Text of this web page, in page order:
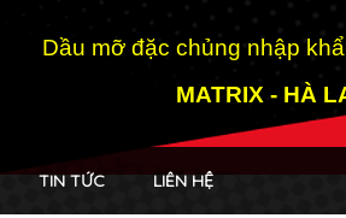
Dầu mỡ đặc chủng nhập
MATRIX - HÀ
TIN TỨC LIÊN HỆ